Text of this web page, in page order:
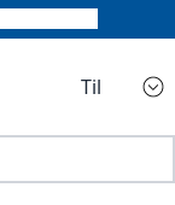
Til